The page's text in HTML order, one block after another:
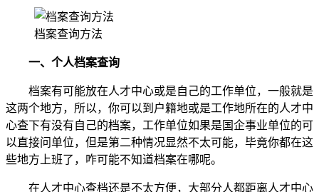
档案查询方法
一、个人档案查询
档案有可能放在人才中心或是自己的工作单位，一般就是
这两个地方，所以，你可以到户籍地或是工作地所在的人才中
心查下有没有自己的档案，工作单位如果是国企事业单位的可
以直接问单位，但是第二种情况显然不太可能，毕竟你都在这
些地方上班了，咋可能不知道档案在哪呢。
在人才中心查档还是不太方便，大部分人都距离人才中心